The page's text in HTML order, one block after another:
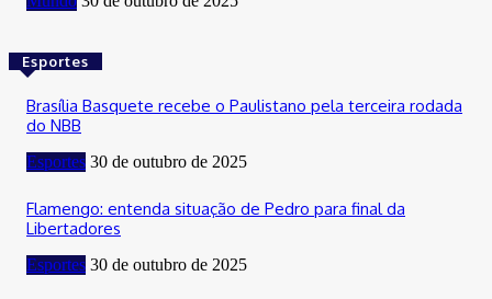
Esportes
Brasília Basquete recebe o Paulistano pela terceira rodada
do NBB
Esportes 30 de outubro de 2025
Flamengo: entenda situação de Pedro para final da
Libertadores
Esportes 30 de outubro de 2025